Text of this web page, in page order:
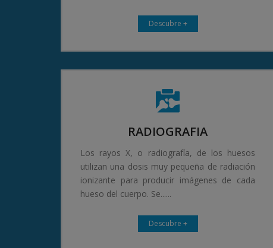
Descubre +
RADIOGRAFIA
Los rayos X, o radiografía, de los huesos
utilizan una dosis muy pequeña de radiación
ionizante para producir imágenes de cada
hueso del cuerpo. Se......
Descubre +